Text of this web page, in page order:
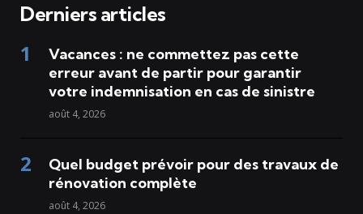
Derniers articles
Vacances : ne commettez pas cette
erreur avant de partir pour garantir
votre indemnisation en cas de sinistre
août 4, 2026
Quel budget prévoir pour des travaux de
rénovation complète
août 4, 2026